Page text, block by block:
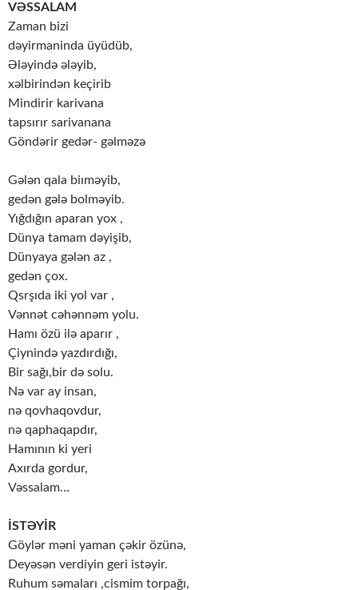
VƏSSALAM
Zaman bizi
dəyirmaninda üyüdüb,
Ələyində ələyib,
xəlbirindən keçirib
Mindirir karivana
tapsırır sarivanana
Göndərir gedər- gəlməzə
Gələn qala biıməyib,
gedən gələ bolməyib.
Yığdığın aparan yox ,
Dünya tamam dəyişib,
Dünyaya gələn az ,
gedən çox.
Qsrşıda iki yol var ,
Vənnət cəhənnəm yolu.
Hamı özü ilə aparır ,
Çiynində yazdırdığı,
Bir sağı,bir də solu.
Nə var ay insan,
nə qovhaqovdur,
nə qaphaqapdır,
Hamının ki yeri
Axırda gordur,
Vəssalam…
İSTƏYİR
Göylər məni yaman çəkir özünə,
Deyəsən verdiyin geri istəyir.
Ruhum səmaları ,cismim torpağı,